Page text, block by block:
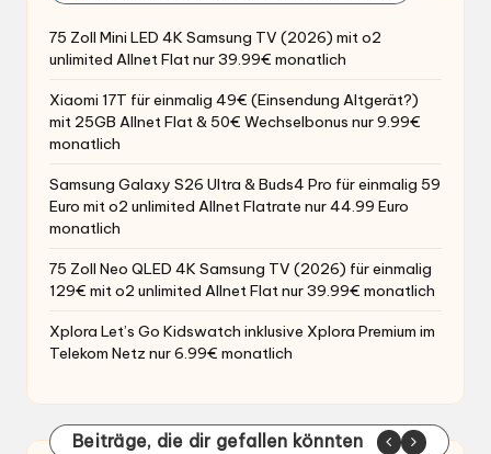
75 Zoll Mini LED 4K Samsung TV (2026) mit o2
unlimited Allnet Flat nur 39.99€ monatlich
Xiaomi 17T für einmalig 49€ (Einsendung Altgerät?)
mit 25GB Allnet Flat & 50€ Wechselbonus nur 9.99€
monatlich
Samsung Galaxy S26 Ultra & Buds4 Pro für einmalig 59
Euro mit o2 unlimited Allnet Flatrate nur 44.99 Euro
monatlich
75 Zoll Neo QLED 4K Samsung TV (2026) für einmalig
129€ mit o2 unlimited Allnet Flat nur 39.99€ monatlich
Xplora Let’s Go Kidswatch inklusive Xplora Premium im
Telekom Netz nur 6.99€ monatlich
Beiträge, die dir gefallen könnten